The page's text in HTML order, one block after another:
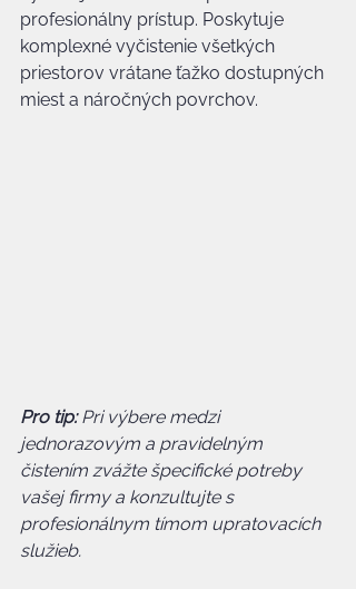
profesionálny prístup. Poskytuje
komplexné vyčistenie všetkých
priestorov vrátane ťažko dostupných
miest a náročných povrchov.
Pro tip: Pri výbere medzi
jednorazovým a pravidelným
čistením zvážte špecifické potreby
vašej firmy a konzultujte s
profesionálnym tímom upratovacích
služieb.